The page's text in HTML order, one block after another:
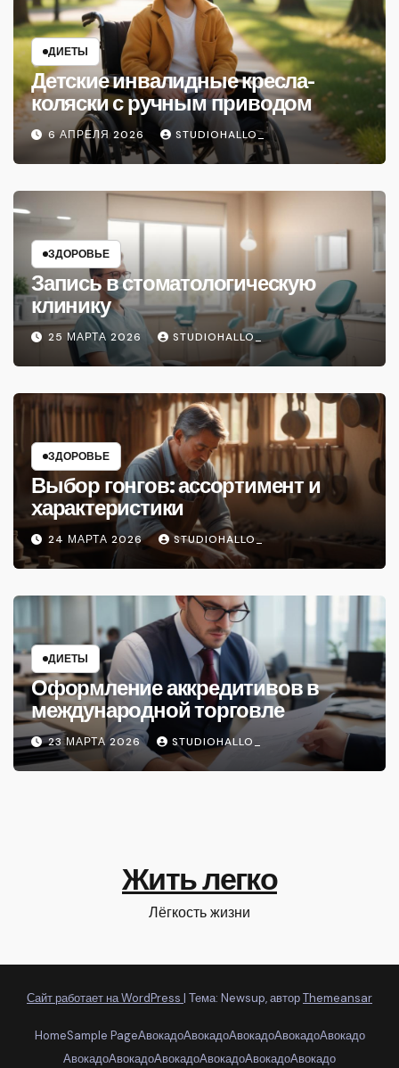
ДИЕТЫ
Детские инвалидные кресла-
коляски с ручным приводом
6 АПРЕЛЯ 2026 STUDIOHALLO_
ЗДОРОВЬЕ
Запись в стоматологическую
клинику
25 МАРТА 2026 STUDIOHALLO_
ЗДОРОВЬЕ
Выбор гонгов: ассортимент и
характеристики
24 МАРТА 2026 STUDIOHALLO_
ДИЕТЫ
Оформление аккредитивов в
международной торговле
23 МАРТА 2026 STUDIOHALLO_
Жить легко
Лёгкость жизни
Сайт работает на WordPress | Тема: Newsup, авторThemeansar
HomeSample PageАвокадоАвокадоАвокадоАвокадоАвокадо
АвокадоАвокадоАвокадоАвокадоАвокадоАвокадо